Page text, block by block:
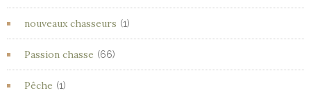
nouveaux chasseurs (1)
Passion chasse (66)
Pêche (1)